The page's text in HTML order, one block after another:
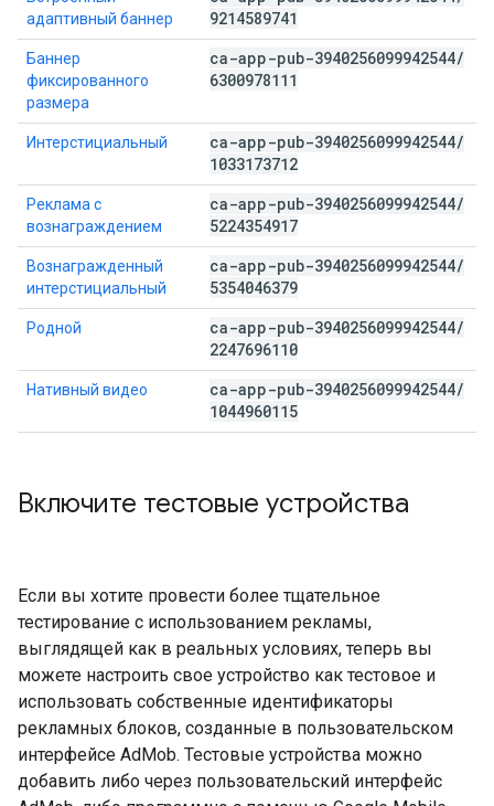
адаптивный баннер
9214589741
Баннер
фиксированного
размера
ca-app-pub-3940256099942544/
6300978111
Интерстициальный ca-app-pub-3940256099942544/
1033173712
Реклама с
вознаграждением
ca-app-pub-3940256099942544/
5224354917
Вознагражденный
интерстициальный
ca-app-pub-3940256099942544/
5354046379
Родной ca-app-pub-3940256099942544/
2247696110
Нативный видео ca-app-pub-3940256099942544/
1044960115
Включите тестовые устройства
Если вы хотите провести более тщательное
тестирование с использованием рекламы,
выглядящей как в реальных условиях, теперь вы
можете настроить свое устройство как тестовое и
использовать собственные идентификаторы
рекламных блоков, созданные в пользовательском
интерфейсе AdMob. Тестовые устройства можно
добавить либо через пользовательский интерфейс